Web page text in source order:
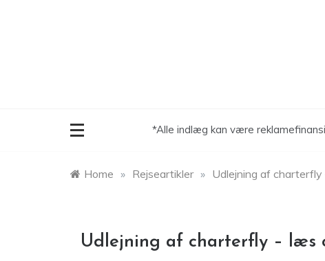
*Alle indlæg kan være
Home » Rejseartikler » Udlejning af
Udlejning af charterfly – læs